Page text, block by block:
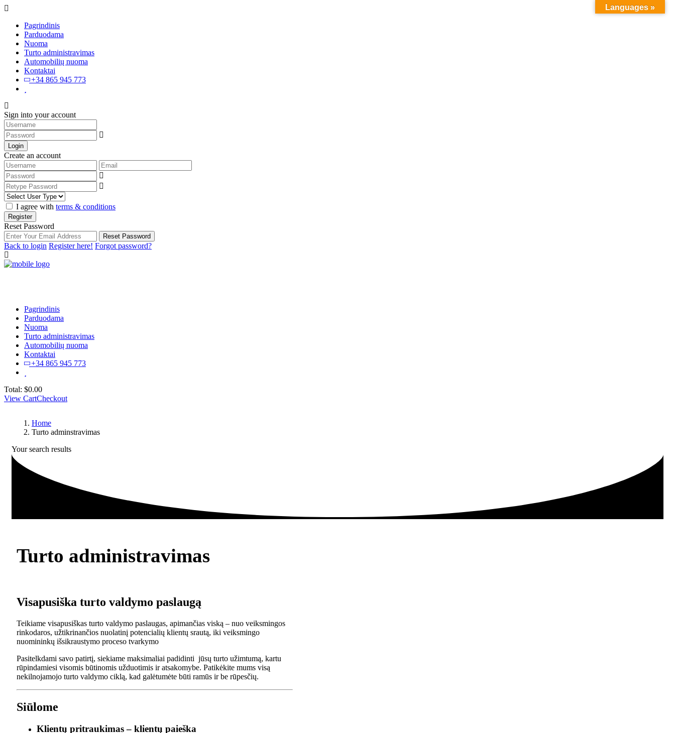
Pagrindinis
Parduodama
Nuoma
Turto administravimas
Automobilių nuoma
Kontaktai
+34 865 945 773
Sign into your account
Login
Create an account
I agree with terms & conditions
Register
Reset Password
Reset Password
Back to login Register here! Forgot password?
Pagrindinis
Parduodama
Nuoma
Turto administravimas
Automobilių nuoma
Kontaktai
+34 865 945 773
Total: $0.00
View CartCheckout
Home
Turto adminstravimas
Your search results
Turto administravimas
Visapusiška turto valdymo paslaugą
Teikiame visapusiškas turto valdymo paslaugas, apimančias viską – nuo veiksmingos
rinkodaros, užtikrinančios nuolatinį potencialių klientų srautą, iki veiksmingo
nuomininkų išsikraustymo proceso tvarkymo
Pasitelkdami savo patirtį, siekiame maksimaliai padidinti jūsų turto užimtumą, kartu
rūpindamiesi visomis būtinomis užduotimis ir atsakomybe. Patikėkite mums visą
nekilnojamojo turto valdymo ciklą, kad galėtumėte būti ramūs ir be rūpesčių.
Siūlome
Klientų pritraukimas – klientų paieška
Languages »